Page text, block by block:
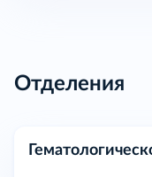
Отделения